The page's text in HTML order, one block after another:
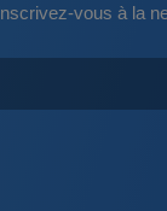
vous à la